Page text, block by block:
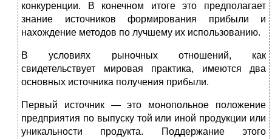
конкуренции. В конечном итоге это предполагает
знание источников формирования прибыли и
нахождение методов по лучшему их использованию.
В условиях рыночных отношений, как
свидетельствует мировая практика, имеются два
основных источника получения прибыли.
Первый источник — это монопольное положение
предприятия по выпуску той или иной продукции или
уникальности продукта. Поддержание этого